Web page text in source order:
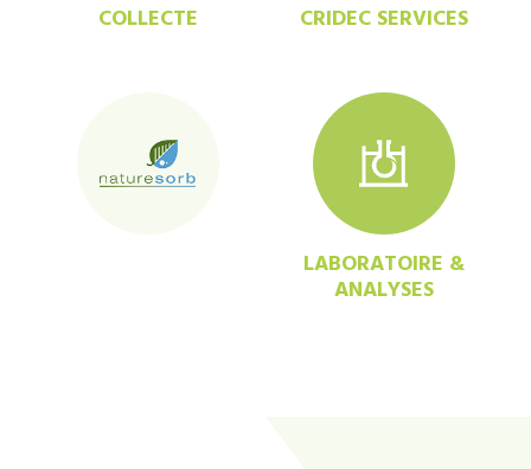
COLLECTE CRIDEC SERVICES
LABORATOIRE &
ANALYSES